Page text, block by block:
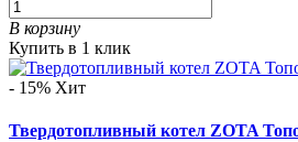
В корзину
Купить в 1 клик
- 15% Хит
Твердотопливный котел ZOTA